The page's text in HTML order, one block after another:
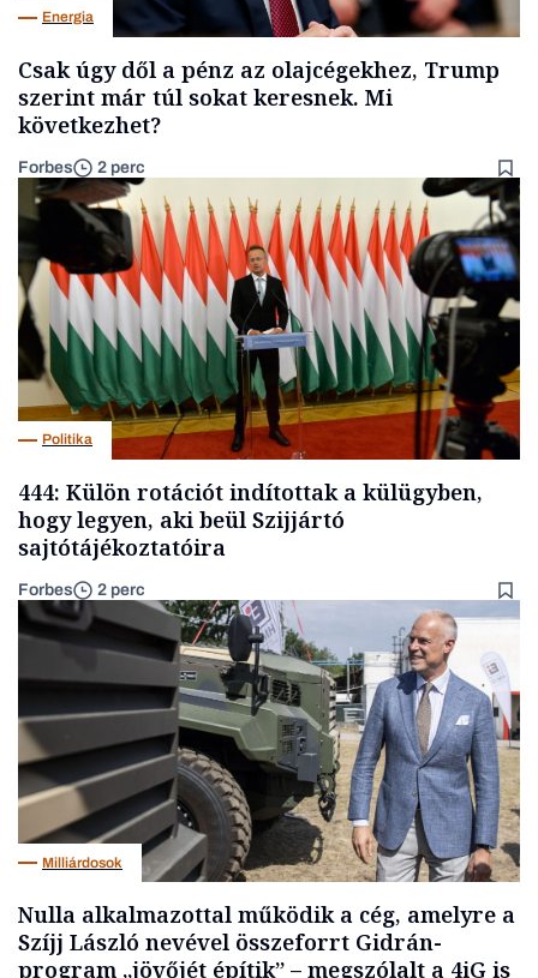
Energia
Csak úgy dől a pénz az olajcégekhez, Trump
szerint már túl sokat keresnek. Mi
következhet?
Forbes 2 perc
Politika
444: Külön rotációt indítottak a külügyben,
hogy legyen, aki beül Szijjártó
sajtótájékoztatóira
Forbes 2 perc
Milliárdosok
Nulla alkalmazottal működik a cég, amelyre a
Szíjj László nevével összeforrt Gidrán-
program „jövőjét építik” – megszólalt a 4iG is